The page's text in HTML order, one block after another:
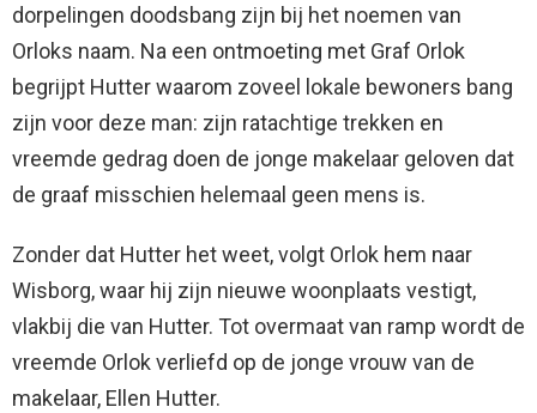
dorpelingen doodsbang zijn bij het noemen van
Orloks naam. Na een ontmoeting met Graf Orlok
begrijpt Hutter waarom zoveel lokale bewoners bang
zijn voor deze man: zijn ratachtige trekken en
vreemde gedrag doen de jonge makelaar geloven dat
de graaf misschien helemaal geen mens is.
Zonder dat Hutter het weet, volgt Orlok hem naar
Wisborg, waar hij zijn nieuwe woonplaats vestigt,
vlakbij die van Hutter. Tot overmaat van ramp wordt de
vreemde Orlok verliefd op de jonge vrouw van de
makelaar, Ellen Hutter.